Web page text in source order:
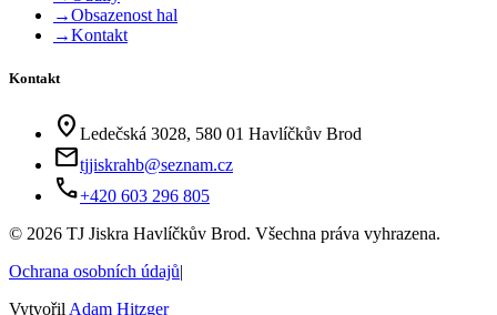
→Obsazenost hal
→Kontakt
Kontakt
location_on Ledečská 3028, 580 01 Havlíčkův Brod
mailtjjiskrahb@seznam.cz
phone+420 603 296 805
© 2026 TJ Jiskra Havlíčkův Brod. Všechna práva vyhrazena.
Ochrana osobních údajů|
Vytvořil Adam Hitzger